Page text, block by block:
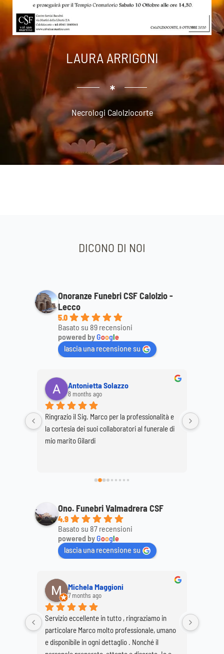
LAURA ARRIGONI
Necrologi Calolziocorte
DICONO DI NOI
Onoranze Funebri CSF Calolzio -
Lecco
5.0
Basato su 89 recensioni
powered byGoogle
lascia una recensione su
Antonietta Solazzo
8 months ago
Ringrazio il Sig. Marco per la professionalità e
la cortesia dei suoi collaboratori al funerale di
mio marito Gilardi
Ono. Funebri Valmadrera CSF
4.9
Basato su 87 recensioni
powered byGoogle
lascia una recensione su
Michela Maggioni
eccellente in tutto , ringraziamo in
Marco molto professionale, umano
in ogni dettaglio . Nonché il
Anna Caterina
Ringrazio, con mia sorella
Marco e tutti coloro che ci
per realizzare i funerali di